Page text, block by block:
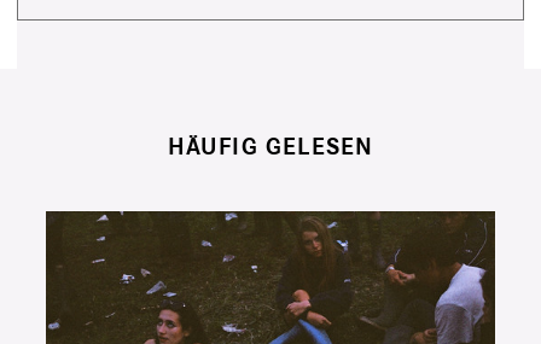
HÄUFIG GELESEN